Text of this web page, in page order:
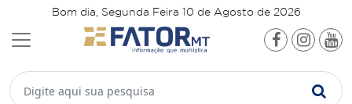
Bom dia, Segunda Feira 10 de Agosto de 2026